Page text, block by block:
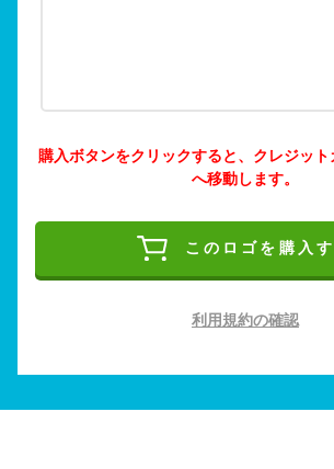
購入ボタンをクリックすると、クレジッ
へ移動します。
このロゴを購入
利用規約の確認